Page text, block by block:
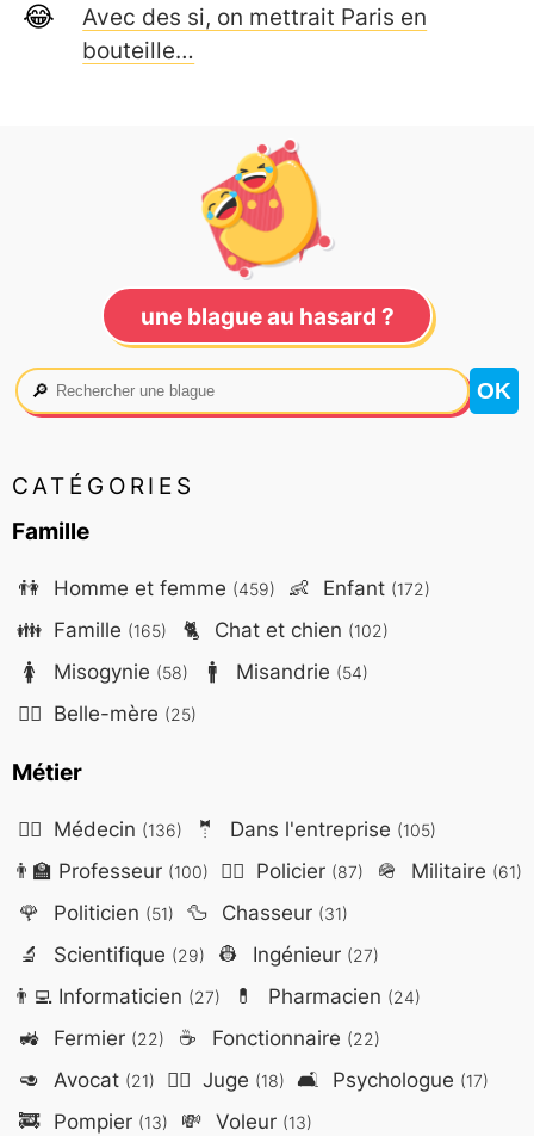
Avec des si, on mettrait Paris en
bouteille…
une blague au hasard ?
🔎
CATÉGORIES
Famille
👫 Homme et femme (459) 👶 Enfant (172)
👪 Famille (165) 🐈 Chat et chien (102)
🚺 Misogynie (58) 🚹 Misandrie (54)
🤷‍♀️ Belle-mère (25)
Métier
👨‍⚕️ Médecin (136) 🤵 Dans l'entreprise (105)
👨‍🏫 Professeur (100) 👮‍♂️ Policier (87) 🪖 Militaire (61)
🌹 Politicien (51) 🦆 Chasseur (31)
🔬 Scientifique (29) 👷 Ingénieur (27)
👨‍💻Informaticien (27) 💊 Pharmacien (24)
🚜 Fermier (22) ☕ Fonctionnaire (22)
🥑 Avocat (21) 👨‍⚖️ Juge (18) 🛋️ Psychologue (17)
🚒 Pompier (13) 💸 Voleur (13)